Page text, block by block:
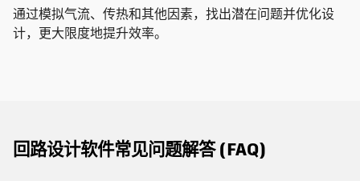
通过模拟气流、传热和其他因素，找出潜在问题并优化设
计，更大限度地提升效率。
回路设计软件常见问题解答 (FAQ)